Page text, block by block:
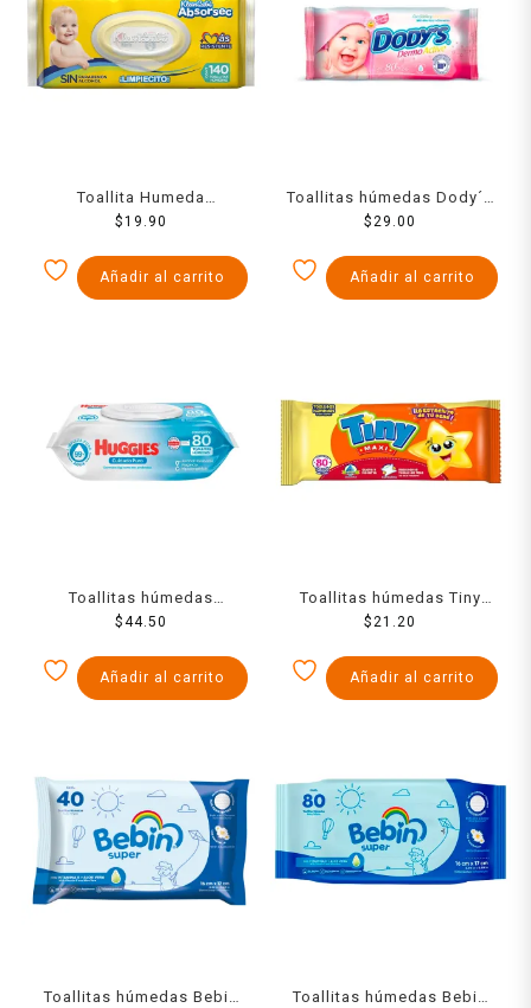
Toallita Humeda
Kleenbebe Absorsec 140
$19.90
Añadir al carrito
Toallitas húmedas Dody´s
hipoalergénicas 80 pzas
$ 29.00
Añadir al carrito
Toallitas húmedas
Huggies cuidado puro 80
$44.50
Añadir al carrito
Toallitas húmedas Tiny
maxi con tapa 80 pzas
$ 21.20
Añadir al carrito
Toallitas húmedas Bebin
Toallitas húmedas Bebin